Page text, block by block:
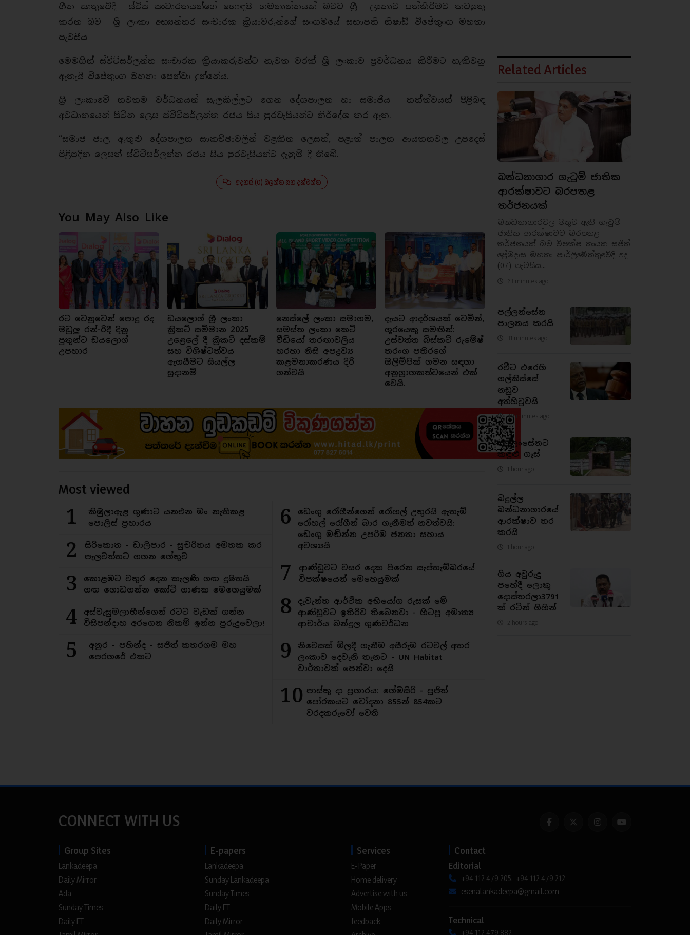
ශීත ඍතුවෙිදී ස්විස් සංචාරකයන්ගේ හොඳම ගමනාන්තයක් බවට ශ්‍රී ලංකාව පත්කිරිමට කටයුතු
කරන බව ශ්‍රී ලංකා අභ්‍යන්තර සංචාරක ක්‍රියාවරුන්ගේ සංගමයේ සභාපති නිෂාඩ් විජේතුංග මහතා
පැවසීය
මෙමගින් ස්විට්සර්ලන්ත සංචාරක ක්‍රියාකරුවන්ට නැවත වරක් ශ්‍රි ලංකාව ප්‍රවර්ධනය කිරීමට හැකිවනු
ඇතැයි විජේතුංග මහතා පෙන්වා දුන්නේය.
ශ්‍රි ලංකාවේ නවතම වර්ධනයන් සැලකිල්ලට ගෙන දේශපාලන හා සමාජීය තත්ත්වයන් පිළිබඳ
අවධානයෙන් සිටින ලෙස ස්විට්සර්ලන්ත රජය සිය පුරවැසියන්ට නිර්දේශ කර ඇත.
“සමාජ ජාල ඇතුළු දේශපාලන සාකච්ඡාවලින් වළකින ලෙසත්, පළාත් පාලන ආයතනවල උපදෙස්
පිළිපදින ලෙසත් ස්විට්සර්ලන්ත රජය සිය පුරවැසියන්ට දැනුම් දී තිබේ.
අදහස් (0) බලන්න සහ දක්වන්න
You May Also Like
රට වෙනුවෙන් පොදු රද
මඩුලු රන්-රිදී දිනූ
පුතුන්ට ඩයලොග්
උපහාර
ඩයලොග් ශ්‍රී ලංකා
ක්‍රිකට් සම්මාන 2025
උළෙලේ දී ක්‍රිකට් දස්කම්
සහ විශිෂ්ටත්වය
ඇගයීමට සියල්ල
සූදානම්
නෙස්ලේ ලංකා සමාගම,
සමස්ත ලංකා කෙටි
වීඩියෝ තරඟාවලිය
හරහා නිසි අපද්‍රව්‍ය
කළමනාකරණය දිරි
ගන්වයි
දැයට ආදර්ශයක් වෙමින්,
ශූරයෙකු සමඟින්:
උස්වත්ත බිස්කට් රුමේෂ්
තරංග පතිරගේ
ඔලිම්පික් ගමන සඳහා
අනුග්‍රාහකත්වයෙන් එක්
වෙයි.
Most viewed
1
කිඹුලාඇළ ගුණාට යනඑන මං නැතිකළ
පොලිස් ප්‍රහාරය
2
සිරිකොත - ඩාලිපාර - සුචරිතය අමතක කර
පැලවත්තට ගහන හේතුව
3
කොළඹට වතුර දෙන කැලණි ගඟ දුෂිතයි
ගඟ ගොඩගන්න කෝටි ගාණක මෙහෙයුමක්
4
අස්වැසුමලාභීන්ගෙන් රටට වැඩක් ගන්න
විසිපන්දාහ අරගෙන නිකම් ඉන්න පුරුදුවෙලා!
5
අනුර - පහින්ද - සජිත් කතරගම මහ
පෙරහරේ එකට
6
ඩෙංගු රෝගීන්ගෙන් රෝහල් උතුරයි ඇතැම්
රෝහල් රෝගීන් බාර ගැනීමත් නවත්වයි:
ඩෙංගු මඬින්න උපරිම ජනතා සහාය
අවශ්‍යයි
7
ආණ්ඩුවට වසර දෙක පිරෙන සැප්තැම්බරයේ
විපක්ෂයෙන් මෙහෙයුමක්
8
දැවැන්ත ආර්ථික අභියෝග රුසක් මේ
ආණ්ඩුවට ඉතිරිව තිබෙනවා - හිටපු අමාත්‍ය
ආචාර්ය බන්දුල ගුණවර්ධන
9
නිවෙසක් මිලදී ගැනීම අසීරුම රටවල් අතර
ලංකාව දෙවැනි තැනට - UN Habitat
වාර්තාවක් පෙන්වා දෙයි
10 පාස්කු දා ප්‍රහාරය: හේමසිරි - පූජිත්
පෝරකයට චෝදනා 855න් 854කට
වරදකරුවෝ වෙති
Related Articles
බන්ධනාගාර ගැටුම් ජාතික
ආරක්ෂාවට බරපතළ
තර්ජනයක්
බන්ධනාගාරවල මතුව ඇති ගැටුම්
ජාතික ආරක්ෂාවට බරපතළ
තර්ජනයක් බව විපක්ෂ නායක සජිත්
ප්‍රේමදාස මහතා පාර්ලිමේන්තුවේදී අද
(07) පැවසීය...
23 minutes ago
පල්ලන්සේන
පාලනය කරයි
31 minutes ago
රවීට එරෙහි
ගල්කිස්සේ
නඩුව
අත්හිටුවයි
49 minutes ago
පල්ලංසේනට
කඳුළු ගෑස්
1 hour ago
බදුල්ල
බන්ධනාගාරයේ
ආරක්ෂාව තර
කරයි
1 hour ago
ගිය අවුරුදු
පහේදී ලොකු
දොස්තරලා3791
ක් රටින් ගිහින්
2 hours ago
CONNECT WITH US
Group Sites
Lankadeepa
Daily Mirror
Ada
Sunday Times
Daily FT
E-papers
Lankadeepa
Sunday Lankadeepa
Sunday Times
Daily FT
Daily Mirror
Services
E-Paper
Home delivery
Advertise with us
Mobile Apps
feedback
Contact
Editorial
+94 112 479 205, +94 112 479 212
esenalankadeepa@gmail.com
Technical
+94 112 479 882